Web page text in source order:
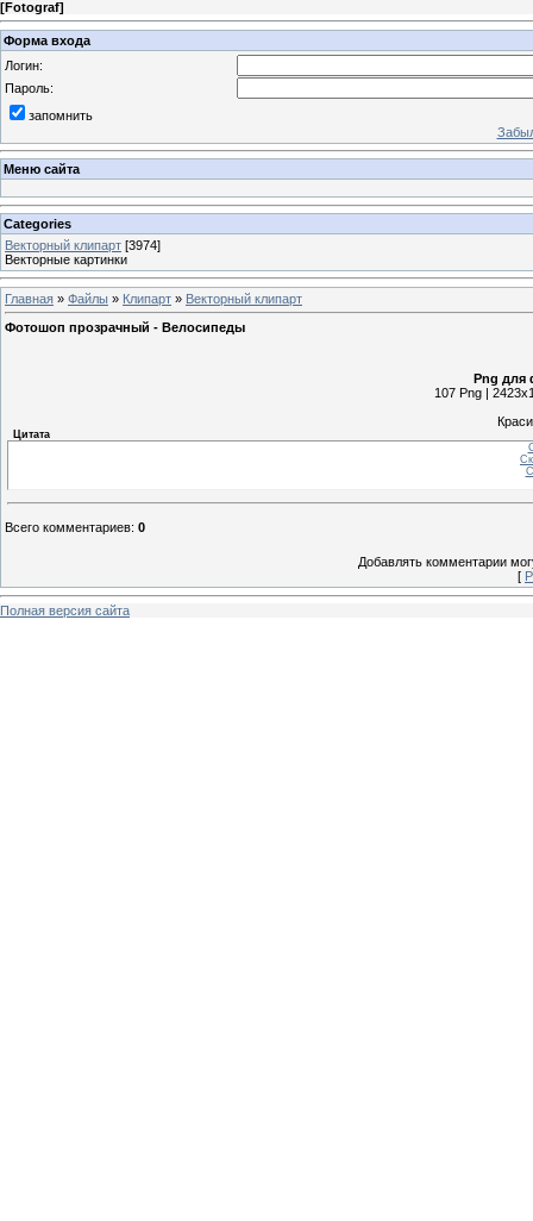
[Fotograf]
Форма входа
Логин:
Пароль:
запомнить
Меню сайта
Categories
Векторный клипарт [3974]
Векторные картинки
Главная » Файлы » Клипарт » Векторный клипарт
Фотошоп прозрачный - Велосипеды
Png
107 Png |
Цитата
Всего комментариев: 0
Добавлять комментарии
[
Полная версия сайта